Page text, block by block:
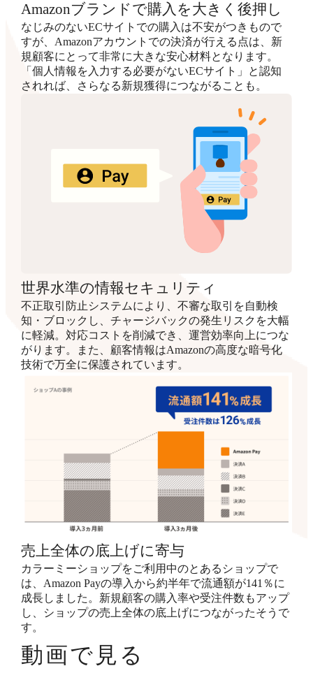
Amazonブランドで購入を大きく後押し
なじみのないECサイトでの購入は不安がつきもので
すが、Amazonアカウントでの決済が行える点は、新
規顧客にとって非常に大きな安心材料となります。
「個人情報を入力する必要がないECサイト」と認知
されれば、さらなる新規獲得につながることも。
世界水準の情報セキュリティ
不正取引防止システムにより、不審な取引を自動検
知・ブロックし、チャージバックの発生リスクを大幅
に軽減。対応コストを削減でき、運営効率向上につな
がります。また、顧客情報はAmazonの高度な暗号化
技術で万全に保護されています。
売上全体の底上げに寄与
カラーミーショップをご利用中のとあるショップで
は、Amazon Payの導入から約半年で流通額が141％に
成長しました。新規顧客の購入率や受注件数もアップ
し、ショップの売上全体の底上げにつながったそうで
す。
動画で見る